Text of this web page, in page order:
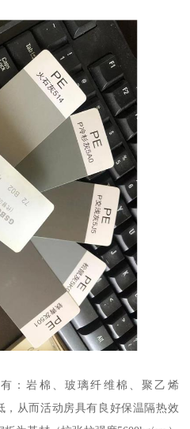
：岩棉、玻璃纤维棉、聚乙烯
，从而活动房具有良好保温隔热效